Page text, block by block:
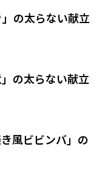
」の太らない献立
」の太らない献立
風ビビンバ」の